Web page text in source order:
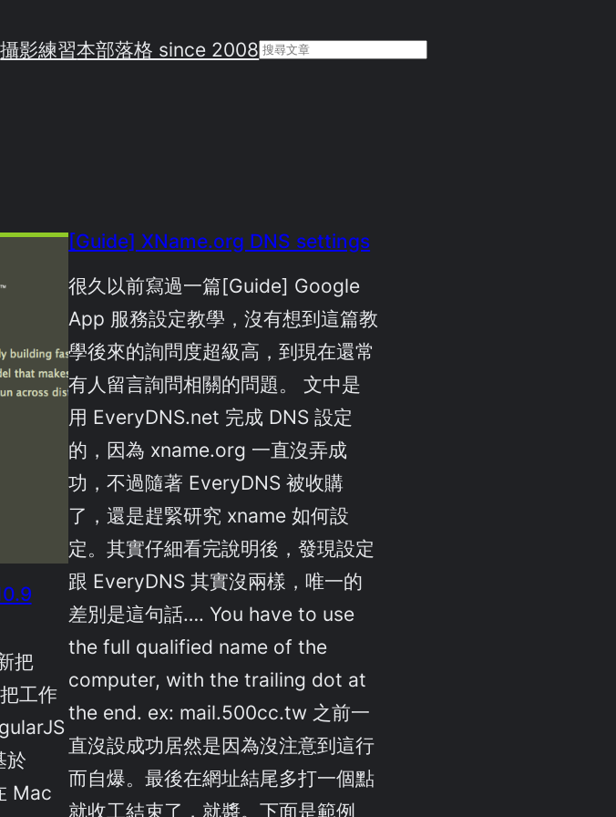
攝影練習本部落格 since 2008Search
把
工作
於
Mac
[Guide] XName.org DNS settings
很久以前寫過一篇[Guide] Google
App 服務設定教學，沒有想到這篇教
學後來的詢問度超級高，到現在還常
有人留言詢問相關的問題。 文中是
用 EveryDNS.net 完成 DNS 設定
的，因為 xname.org 一直沒弄成
功，不過隨著 EveryDNS 被收購
了，還是趕緊研究 xname 如何設
定。其實仔細看完說明後，發現設定
跟 EveryDNS 其實沒兩樣，唯一的
差別是這句話…. You have to use
the full qualified name of the
computer, with the trailing dot at
the end. ex: mail.500cc.tw 之前一
直沒設成功居然是因為沒注意到這行
而自爆。最後在網址結尾多打一個點
就收工結束了，就醬。下面是範例